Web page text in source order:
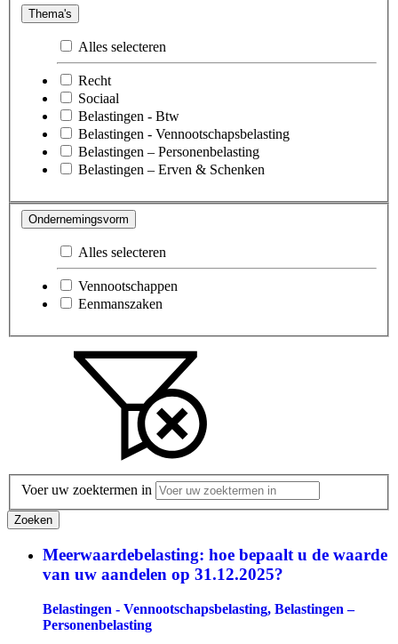
Thema's
Alles selecteren
Recht
Sociaal
Belastingen - Btw
Belastingen - Vennootschapsbelasting
Belastingen – Personenbelasting
Belastingen – Erven & Schenken
Ondernemingsvorm
Alles selecteren
Vennootschappen
Eenmanszaken
Voer uw zoektermen in
Zoeken
Meerwaardebelasting: hoe bepaalt u de waarde
van uw aandelen op 31.12.2025?
Belastingen - Vennootschapsbelasting, Belastingen –
Personenbelasting